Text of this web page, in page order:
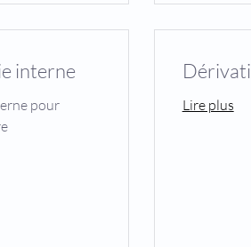
interne
pour
Lire plus